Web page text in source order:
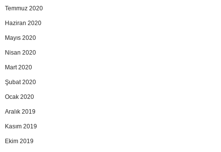
Temmuz 2020
Haziran 2020
Mayıs 2020
Nisan 2020
Mart 2020
Şubat 2020
Ocak 2020
Aralık 2019
Kasım 2019
Ekim 2019